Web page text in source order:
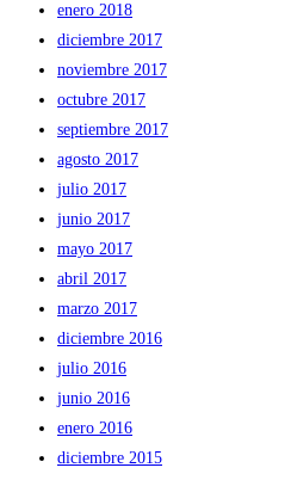
enero 2018
diciembre 2017
noviembre 2017
octubre 2017
septiembre 2017
agosto 2017
julio 2017
junio 2017
mayo 2017
abril 2017
marzo 2017
diciembre 2016
julio 2016
junio 2016
enero 2016
diciembre 2015